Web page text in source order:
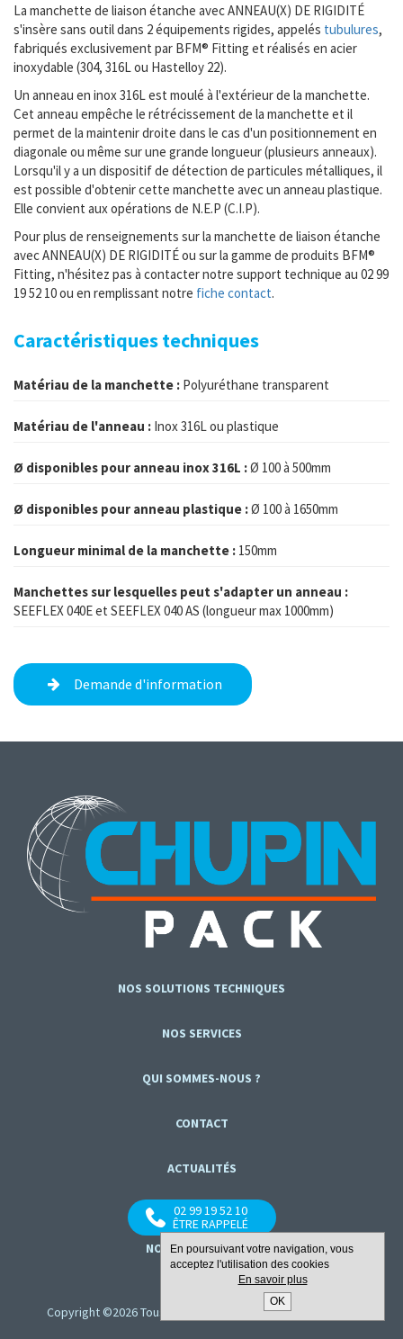
En poursuivant votre navigation, vous
acceptez l'utilisation des cookies
En savoir plus
OK
La manchette de liaison étanche avec ANNEAU(X) DE RIGIDITÉ
s'insère sans outil dans 2 équipements rigides, appelés tubulures,
fabriqués exclusivement par BFM® Fitting et réalisés en acier
inoxydable (304, 316L ou Hastelloy 22).
Un anneau en inox 316L est moulé à l'extérieur de la manchette.
Cet anneau empêche le rétrécissement de la manchette et il
permet de la maintenir droite dans le cas d'un positionnement en
diagonale ou même sur une grande longueur (plusieurs anneaux).
Lorsqu'il y a un dispositif de détection de particules métalliques, il
est possible d'obtenir cette manchette avec un anneau plastique.
Elle convient aux opérations de N.E.P (C.I.P).
Pour plus de renseignements sur la manchette de liaison étanche
avec ANNEAU(X) DE RIGIDITÉ ou sur la gamme de produits BFM®
Fitting, n'hésitez pas à contacter notre support technique au 02 99
19 52 10 ou en remplissant notre fiche contact.
Caractéristiques techniques
Matériau de la manchette : Polyuréthane transparent
Matériau de l'anneau : Inox 316L ou plastique
Ø disponibles pour anneau inox 316L :Ø 100 à 500mm
Ø disponibles pour anneau plastique :Ø 100 à 1650mm
Longueur minimal de la manchette : 150mm
Manchettes sur lesquelles peut s'adapter un anneau :
SEEFLEX 040E et SEEFLEX 040 AS (longueur max 1000mm)
Demande d'information
NOS SOLUTIONS TECHNIQUES
NOS SERVICES
QUI SOMMES-NOUS ?
CONTACT
ACTUALITÉS
02 99 19 52 10
ÊTRE RAPPELÉ
NOUS SUIVRE :
Copyright ©2026 Tous droits réservés –Mentions légales